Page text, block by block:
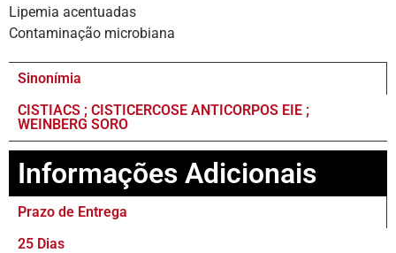
Lipemia acentuadas
Contaminação microbiana
Sinonímia
CISTIACS ; CISTICERCOSE ANTICORPOS EIE ;
WEINBERG SORO
Informações Adicionais
Prazo de Entrega
25 Dias